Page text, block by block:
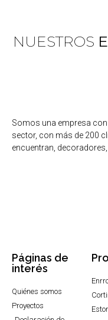
NUESTROS
Somos una empresa con
sector, con más de 200
encuentran,
Páginas de
interés
Quiénes somos
Proyectos